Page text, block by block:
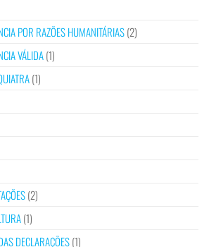
POR RAZÕES HUMANITÁRIAS(2)
VÁLIDA(1)
(1)
(2)
(1)
DECLARAÇÕES(1)